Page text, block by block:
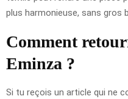
plus harmonieuse, sans gros
Comment
Eminza ?
Si tu reçois un article qui ne